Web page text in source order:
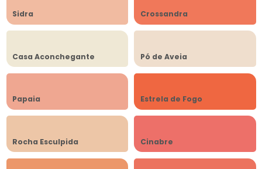
Sidra Crossandra
Casa Aconchegante Pó de Aveia
Papaia Estrela de Fogo
Rocha Esculpida Cinabre